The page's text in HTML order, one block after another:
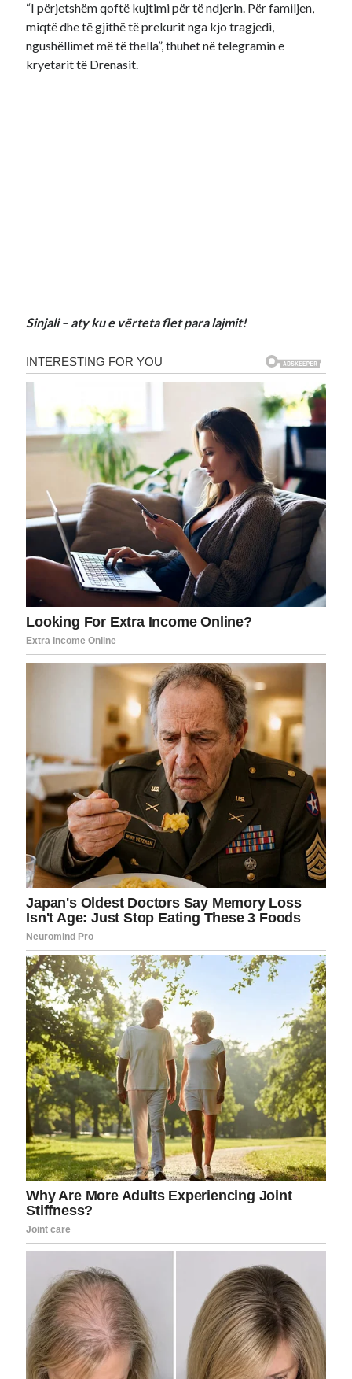
“I përjetshëm qoftë kujtimi për të ndjerin. Për familjen,
miqtë dhe të gjithë të prekurit nga kjo tragjedi,
ngushëllimet më të thella”, thuhet në telegramin e
kryetarit të Drenasit.
Sinjali – aty ku e vërteta flet para lajmit!